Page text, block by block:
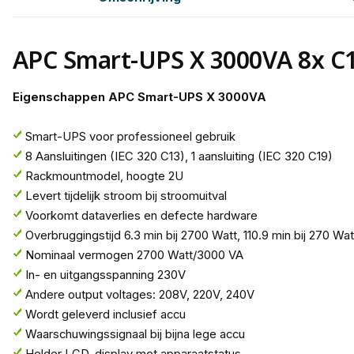
APC Smart-UPS X 3000VA 8x
Eigenschappen APC Smart-UPS X 3000VA
Smart-UPS voor professioneel gebruik
8 Aansluitingen (IEC 320 C13), 1 aansluiting (IEC 320 C19)
Rackmountmodel, hoogte 2U
Levert tijdelijk stroom bij stroomuitval
Voorkomt dataverlies en defecte hardware
Overbruggingstijd 6.3 min bij 2700 Watt, 110.9 min bij 270
Nominaal vermogen 2700 Watt/3000 VA
In- en uitgangsspanning 230V
Andere output voltages: 208V, 220V, 240V
Wordt geleverd inclusief accu
Waarschuwingssignaal bij bijna lege accu